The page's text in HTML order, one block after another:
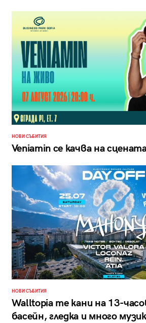
НОВИ СЪБИТИЯ
Veniamin се качва на
НОВИ СЪБИТИЯ
Walltopia те кани на 13-
басейн, гледка и много